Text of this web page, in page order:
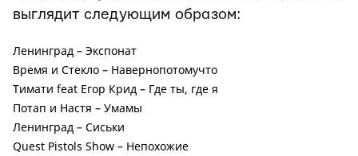
выглядит следующим образом:
Ленинград – Экспонат
Время и Стекло – Навернопотомучто
Тимати feat Егор Крид – Где ты, где я
Потап и Настя – Умамы
Ленинград – Сиськи
Quest Pistols Show – Непохожие